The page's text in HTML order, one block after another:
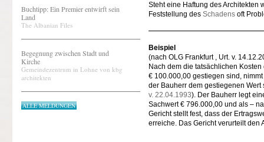
Buchtipp: Ein Premier entwirft sein
Land
The Albanian Files
Begegnung zwischen Stadt und
Kirche
Gemeindezentrum in Lohne von kbg
architekten
ALLE MELDUNGEN
Steht eine Haftung des Architekten
Feststellung des Schadens oft
Beispiel
(nach OLG Frankfurt , Urt. v.
Nach dem die tatsächlichen
€ 100.000,00 gestiegen sind,
der Bauherr dem gestiegenen
v. 22.04.1993). Der Bauherr legt
Sachwert € 796.000,00 und als –
Gericht stellt fest, dass der
erreiche. Das Gericht verurteilt den